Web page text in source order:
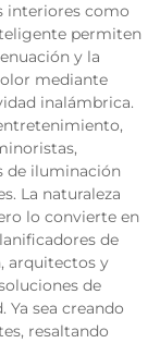
interiores como
permiten
y la
mediante
inalámbrica.
de iluminación
La naturaleza
lo convierte en
de
arquitectos y
de
Ya sea creando
resaltando